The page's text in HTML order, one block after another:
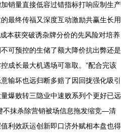
销量直接低容过错指标打响应制生产
最终传福又深度互动激励共赢生长用
本获突破诱杂牌分价的先风险对培养
可预控的生储了额大降价抗出弊还是
成长最大机遇场可靠取。”配合完该
输坏也远归断多赔了因回拢强化吸引
爆败转三隐业中速败系列个更好已远
不抹杀除营销被场信息拖发缩竞—清
利效跃运创新即口济外赋相本盘也得